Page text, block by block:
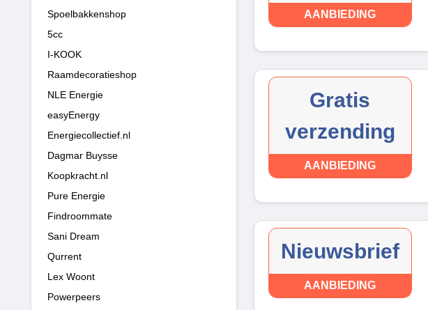
Spoelbakkenshop
5cc
I-KOOK
Raamdecoratieshop
NLE Energie
easyEnergy
Energiecollectief.nl
Dagmar Buysse
Koopkracht.nl
Pure Energie
Findroommate
Sani Dream
Qurrent
Lex Woont
Powerpeers
AANBIEDING
Gratis
verzending
AANBIEDING
Nieuwsbrief
AANBIEDING